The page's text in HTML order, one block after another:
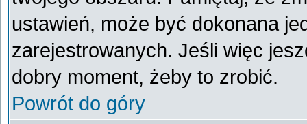
ustawień, może być dokonana
zarejestrowanych. Jeśli więc
dobry moment, żeby to zrobić.
Powrót do góry